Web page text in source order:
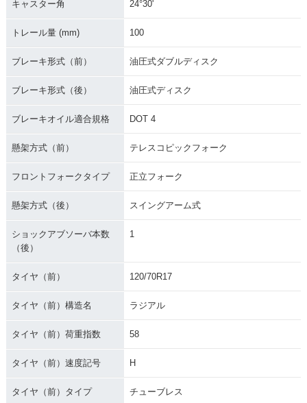
キャスター角 24°30'
トレール量 (mm) 100
ブレーキ形式（前） 油圧式ダブルディスク
ブレーキ形式（後） 油圧式ディスク
ブレーキオイル適合規格 DOT 4
懸架方式（前） テレスコピックフォーク
フロントフォークタイプ 正立フォーク
懸架方式（後） スイングアーム式
ショックアブソーバ本数
（後）
1
タイヤ（前） 120/70R17
タイヤ（前）構造名 ラジアル
タイヤ（前）荷重指数 58
タイヤ（前）速度記号 H
タイヤ（前）タイプ チューブレス